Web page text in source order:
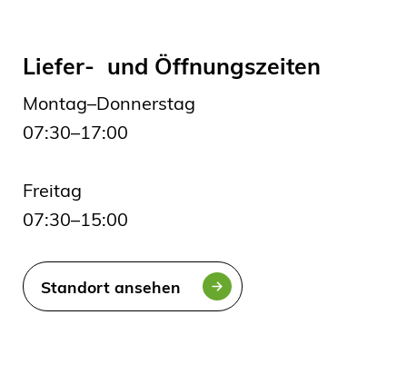
Liefer- und Öffnungszeiten
Montag–Donnerstag
07:30–17:00
Freitag
07:30–15:00
Standort ansehen